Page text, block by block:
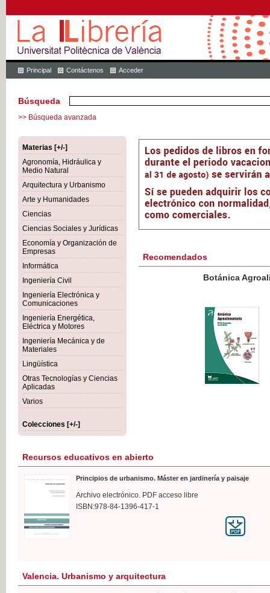
Principal Contáctenos Acceder
Búsqueda
>> Búsqueda avanzada
Materias [+/-]
Agronomía, Hidráulica y
Medio Natural
Arquitectura y Urbanismo
Arte y Humanidades
Ciencias
Ciencias Sociales y Jurídicas
Economía y Organización de
Empresas
Informática
Ingeniería Civil
Ingeniería Electrónica y
Comunicaciones
Ingeniería Energética,
Eléctrica y Motores
Ingeniería Mecánica y de
Materiales
Lingüística
Otras Tecnologías y Ciencias
Aplicadas
Varios
Colecciones [+/-]
Recomendados
Botánica Agroalimentaria
IVA
Recursos educativos en abierto
Principios de urbanismo. Máster en jardinería y paisaje
Archivo electrónico. PDF acceso libre
ISBN:978-84-1396-417-1
Valencia. Urbanismo y arquitectura